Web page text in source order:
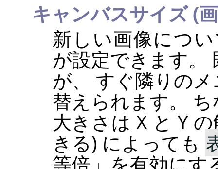
キャンバスサイズ (
新しい画像につ
が設定できます。
が、 すぐ隣りの
替えられます。
大きさは X と Y
きる) によっても
等倍 」 を有効にす